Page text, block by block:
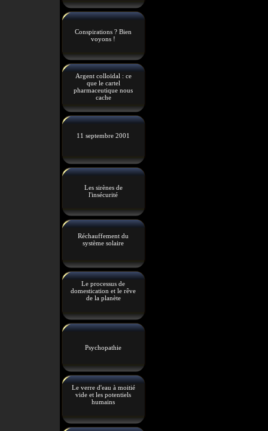
Conspirations ? Bien
voyons !
Argent colloïdal : ce
que le cartel
pharmaceutique nous
cache
11 septembre 2001
Les sirènes de
l'insécurité
Réchauffement du
système solaire
Le processus de
domestication et le rêve
de la planète
Psychopathie
Le verre d'eau à moitié
vide et les potentiels
humains